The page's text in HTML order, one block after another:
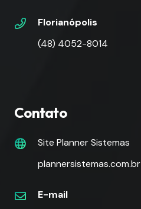
Florianópolis
(48) 4052-8014
Contato
Site Planner Sistemas
plannersistemas.com.br
E-mail